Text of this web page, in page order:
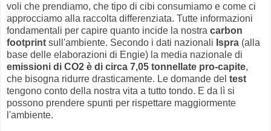
voli che prendiamo, che tipo di cibi consumiamo e come ci
approcciamo alla raccolta differenziata. Tutte informazioni
fondamentali per capire quanto incide la nostra carbon
footprint sull'ambiente. Secondo i dati nazionali Ispra (alla
base delle elaborazioni di Engie) la media nazionale di
emissioni di CO2 è di circa 7,05 tonnellate pro-capite,
che bisogna ridurre drasticamente. Le domande del test
tengono conto della nostra vita a tutto tondo. E da lì si
possono prendere spunti per rispettare maggiormente
l'ambiente.